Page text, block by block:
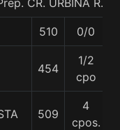
CR. URBINA R.
510 0/0
454
1/2
cpo
509
4
cpos.